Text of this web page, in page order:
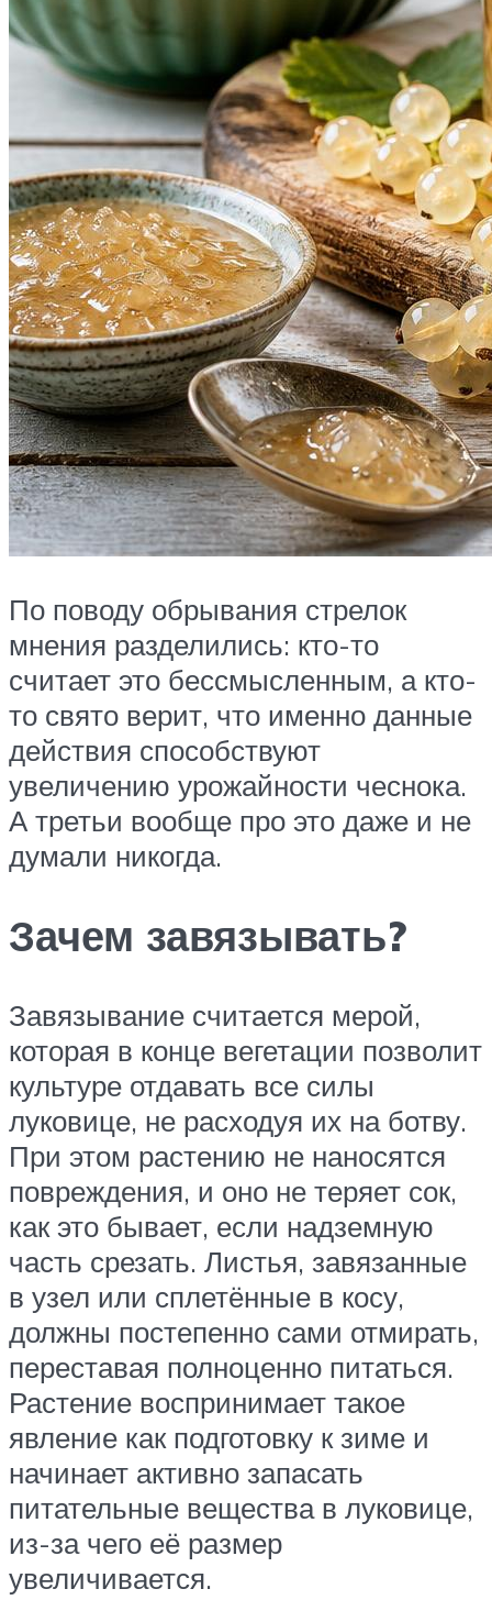
По поводу обрывания стрелок
мнения разделились: кто-то
считает это бессмысленным, а кто-
то свято верит, что именно данные
действия способствуют
увеличению урожайности чеснока.
А третьи вообще про это даже и не
думали никогда.
Зачем завязывать?
Завязывание считается мерой,
которая в конце вегетации позволит
культуре отдавать все силы
луковице, не расходуя их на ботву.
При этом растению не наносятся
повреждения, и оно не теряет сок,
как это бывает, если надземную
часть срезать. Листья, завязанные
в узел или сплетённые в косу,
должны постепенно сами отмирать,
переставая полноценно питаться.
Растение воспринимает такое
явление как подготовку к зиме и
начинает активно запасать
питательные вещества в луковице,
из-за чего её размер
увеличивается.